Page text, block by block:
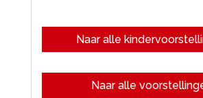
Naar alle
Naar alle